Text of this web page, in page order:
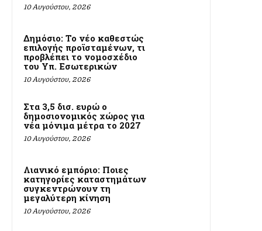
10 Αυγούστου, 2026
Δημόσιο: Το νέο καθεστώς
επιλογής προϊσταμένων, τι
προβλέπει το νομοσχέδιο
του Υπ. Εσωτερικών
10 Αυγούστου, 2026
Στα 3,5 δισ. ευρώ ο
δημοσιονομικός χώρος για
νέα μόνιμα μέτρα το 2027
10 Αυγούστου, 2026
Λιανικό εμπόριο: Ποιες
κατηγορίες καταστημάτων
συγκεντρώνουν τη
μεγαλύτερη κίνηση
10 Αυγούστου, 2026